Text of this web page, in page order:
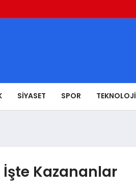
SIYASET SPOR TEKNOLOJI
İşte Kazananlar